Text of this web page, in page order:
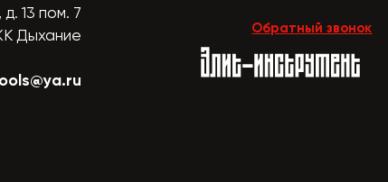
13 пом. 7
Дыхание
Обратный звонок